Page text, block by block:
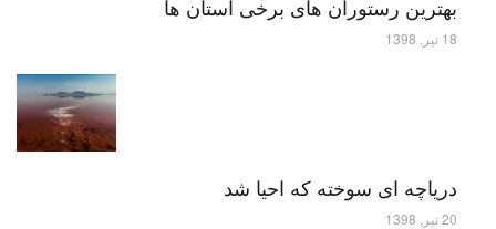
بهترین رستوران های برخی استان ها
18 تیر, 1398
دریاچه ای سوخته که احیا شد
20 تیر, 1398